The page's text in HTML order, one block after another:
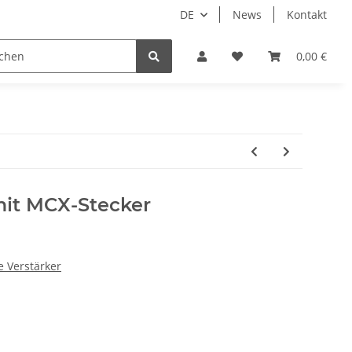
DE News Kontakt
0,00 €
Antennen-Adapter TMC Y-Adapter mit Verstärker
MCX-Stecker
Verstärker